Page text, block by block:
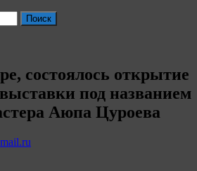
состоялось открытие
под названием
Аюпа Цуроева